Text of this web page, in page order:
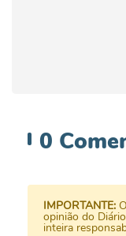
0
IMPORTANTE:
opinião do
inteira